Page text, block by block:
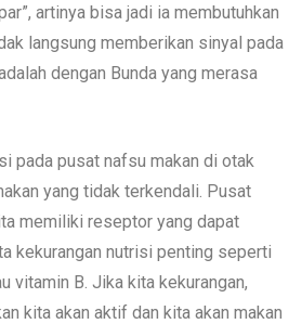
artinya bisa jadi ia membutuhkan
langsung memberikan sinyal pada
dengan Bunda yang merasa
pada pusat nafsu makan di otak
yang tidak terkendali. Pusat
memiliki reseptor yang dapat
kekurangan nutrisi penting seperti
vitamin B. Jika kita kekurangan,
kita akan aktif dan kita akan makan